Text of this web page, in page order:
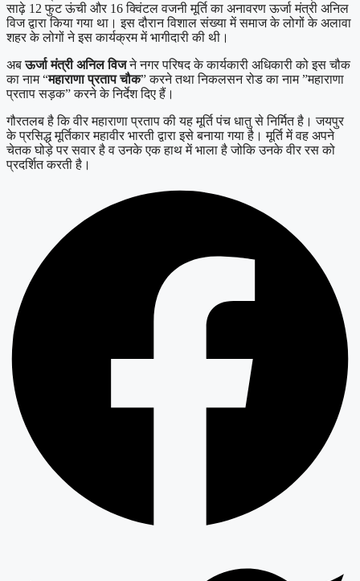
साढ़े 12 फुट ऊंची और 16 क्विंटल वजनी मूर्ति का अनावरण ऊर्जा मंत्री अनिल
विज द्वारा किया गया था। इस दौरान विशाल संख्या में समाज के लोगों के अलावा
शहर के लोगों ने इस कार्यक्रम में भागीदारी की थी।
अबऊर्जा मंत्री अनिल विजने नगर परिषद के कार्यकारी अधिकारी को इस चौक
का नाम “महाराणा प्रताप चौक” करने तथा निकलसन रोड का नाम ”महाराणा
प्रताप सड़क” करने के निर्देश दिए हैं।
गौरतलब है कि वीर महाराणा प्रताप की यह मूर्ति पंच धातु से निर्मित है। जयपुर
के प्रसिद्ध मूर्तिकार महावीर भारती द्वारा इसे बनाया गया है। मूर्ति में वह अपने
चेतक घोड़े पर सवार है व उनके एक हाथ में भाला है जोकि उनके वीर रस को
प्रदर्शित करती है।